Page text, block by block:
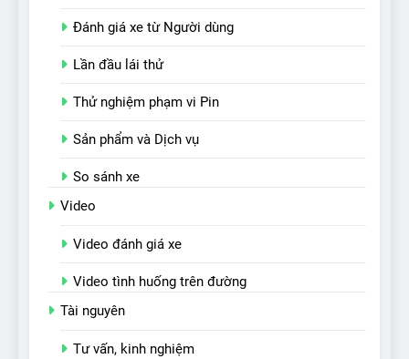
Đánh giá xe từ Người dùng
Lần đầu lái thử
Thử nghiệm phạm vi Pin
Sản phẩm và Dịch vụ
So sánh xe
Video
Video đánh giá xe
Video tình huống trên đường
Tài nguyên
Tư vấn, kinh nghiệm